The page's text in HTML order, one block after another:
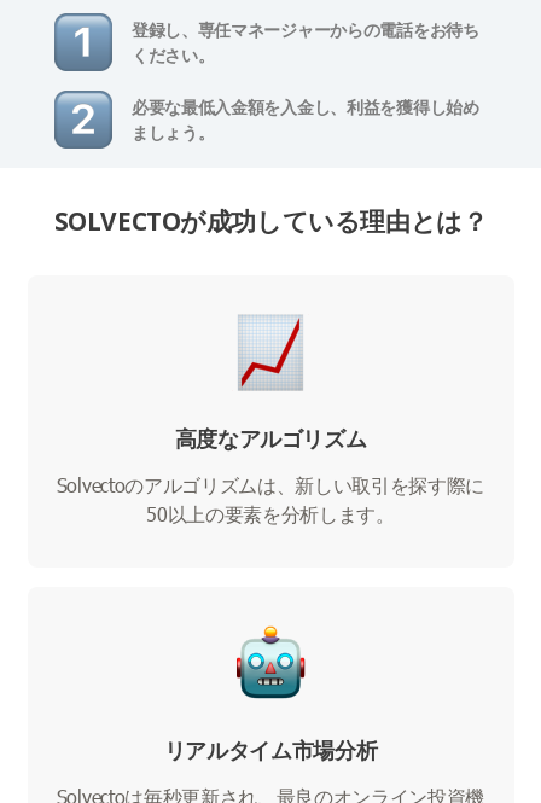
登録し、専任マネージャーからの電話をお待ち
ください。
必要な最低入金額を入金し、利益を獲得し始め
ましょう。
SOLVECTOが成功している理由とは？
高度なアルゴリズム
Solvectoのアルゴリズムは、新しい取引を探す際に
50以上の要素を分析します。
リアルタイム市場分析
Solvectoは毎秒更新され、最良のオンライン投資機